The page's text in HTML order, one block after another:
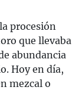
procesión
que llevaba
abundancia
Hoy en día,
mezcal o